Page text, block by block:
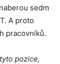
sedm
A proto
pracovníků.
pozice,